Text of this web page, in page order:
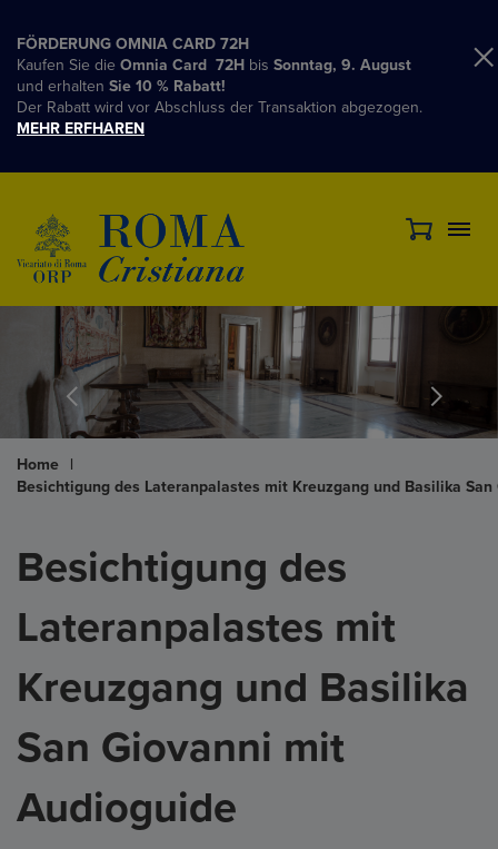
FÖRDERUNG OMNIA CARD 72H
Kaufen Sie die Omnia Card 72H bis Sonntag, 9. August
und erhalten Sie 10 % Rabatt!
Der Rabatt wird vor Abschluss der Transaktion abgezogen.
MEHR ERFHAREN
Home
|
Besichtigung des Lateranpalastes mit Kreuzgang und Basilika
Besichtigung des
Lateranpalastes mit
Kreuzgang und Basilika
San Giovanni mit
Audioguide